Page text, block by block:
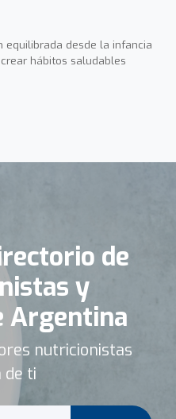
equilibrada desde la infancia
hábitos saludables
de
y
Argentina
nutricionistas
de ti